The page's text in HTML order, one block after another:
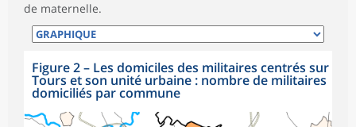
de maternelle.
Figure 2– Les domiciles des militaires centrés sur
Tours et son unité urbaine : nombre de militaires
domiciliés par commune